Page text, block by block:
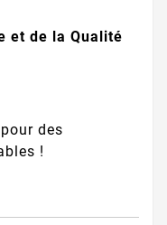
et de la Qualité
des
!